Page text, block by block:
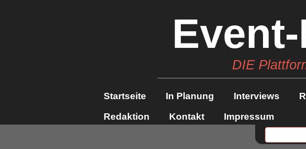
DIE
Startseite In Planung Interviews
Redaktion
Kontakt Impressum